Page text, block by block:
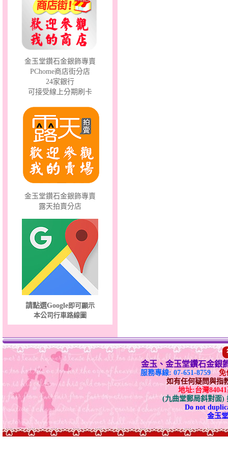
彩蝶倩影～金銀鋼套鍊
金玉堂鑽石金銀飾專賣
PChome商店街分店
24家銀行
可接受線上分期刷卡
金玉堂鑽石金銀飾專賣
露天拍賣分店
請點選Google即可顯示
本公司行車路線圖
金玉、金玉堂鑽石金銀
服務專線: 07-651-8759
免
如有任何疑問與指
地址:台灣
(九曲堂郵局斜對面)
Do not
金玉